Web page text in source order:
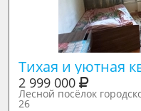
Тихая и уютная
2 999 000
Лесной посёлок
26